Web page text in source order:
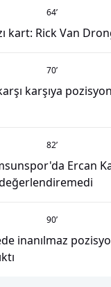
64’
kart: Rick Van
70’
karşıya
82’
Ercan
90’
inanılmaz